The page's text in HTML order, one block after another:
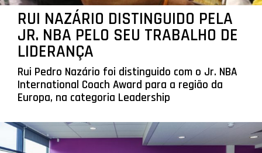
RUI NAZÁRIO DISTINGUIDO PELA
JR. NBA PELO SEU TRABALHO DE
LIDERANÇA
Rui Pedro Nazário foi distinguido com o Jr. NBA
International Coach Award para a região da
Europa, na categoria Leadership